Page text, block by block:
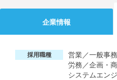
企業情報
採用職種
営業／一般事
労務／企画・
システムエン